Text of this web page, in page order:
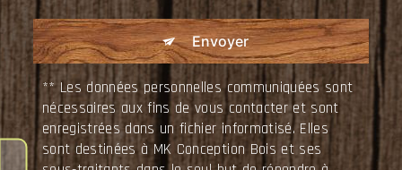
Envoyer
** Les données personnelles communiquées sont
nécessaires aux fins de vous contacter et sont
enregistrées dans un fichier informatisé. Elles
sont destinées à MK Conception Bois et ses